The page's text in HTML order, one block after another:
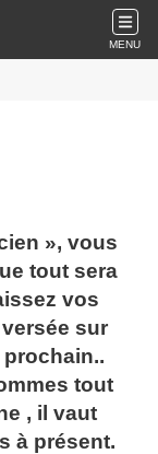
MENU
», vous
tout sera
vos
sur
tout
, il vaut
à présent.